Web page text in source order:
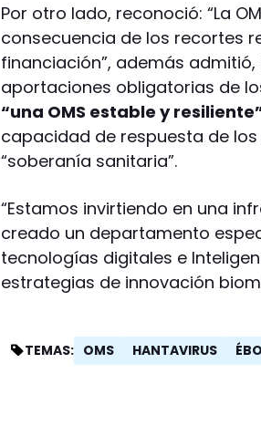
Por otro lado, reconoció: “La
consecuencia de los recortes
financiación”, además
aportaciones obligatorias de
“una OMS estable y
capacidad de respuesta de
“soberanía sanitaria”.
“Estamos invirtiendo en una
creado un departamento
tecnologías digitales e
estrategias de innovación
TEMAS: OMS HANTAVIRUS